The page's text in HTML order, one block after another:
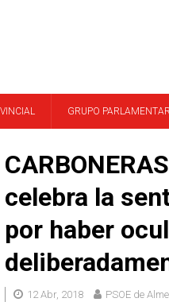
GRUPO
celebra la
por haber
12 Abr, 2018 PSOE de